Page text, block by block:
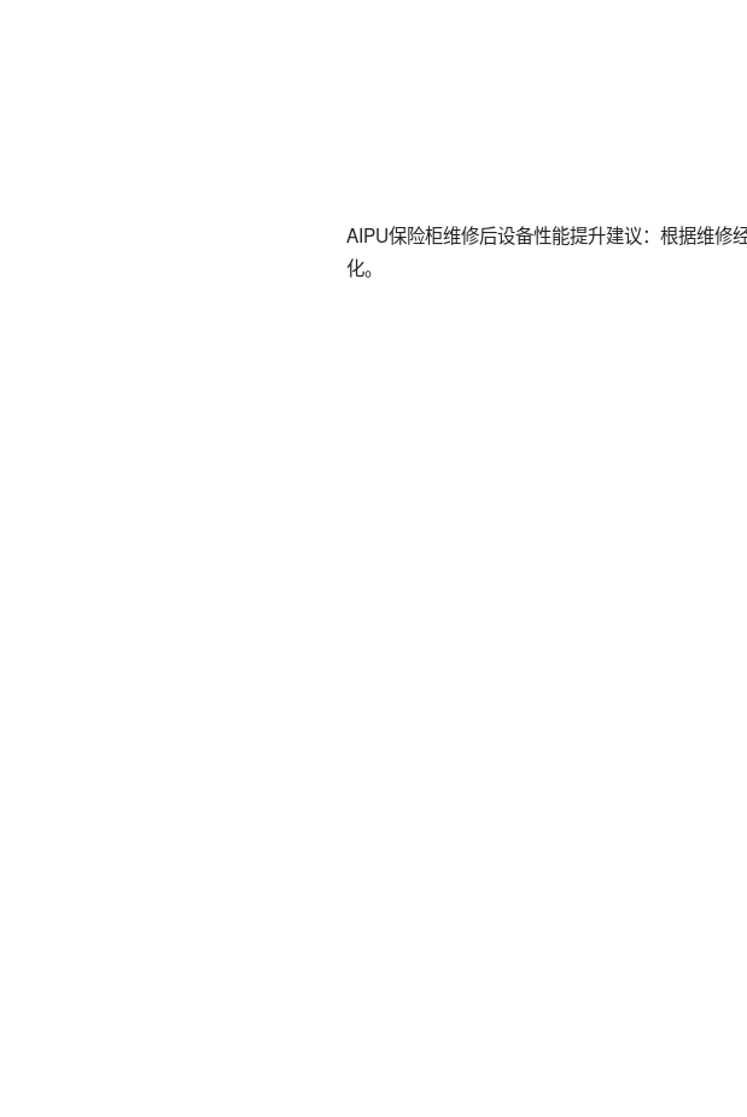
AIPU保险柜维修后设备性能提升建议：根据维修
化。